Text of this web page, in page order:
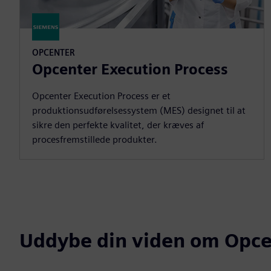
OPCENTER
Opcenter Execution Process
Opcenter Execution Process er et
produktionsudførelsessystem (MES) designet til at
sikre den perfekte kvalitet, der kræves af
procesfremstillede produkter.
Uddybe din viden om